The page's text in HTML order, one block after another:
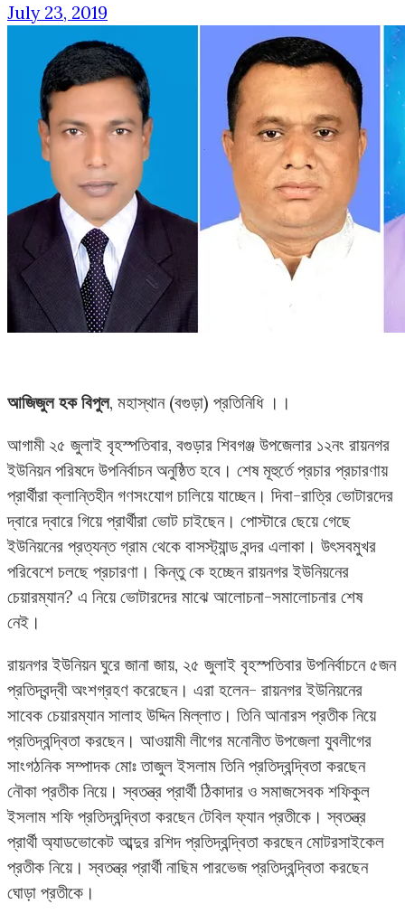
July 23, 2019
আজিজুল হক বিপুল, মহাস্থান (বগুড়া) প্রতিনিধি ।।
আগামী ২৫ জুলাই বৃহস্পতিবার, বগুড়ার শিবগঞ্জ উপজেলার ১২নং রায়নগর
ইউনিয়ন পরিষদে উপনির্বাচন অনুষ্ঠিত হবে। শেষ মূহুর্তে প্রচার প্রচারণায়
প্রার্থীরা ক্লান্তিহীন গণসংযোগ চালিয়ে যাচ্ছেন। দিবা-রাত্রি ভোটারদের
দ্বারে দ্বারে গিয়ে প্রার্থীরা ভোট চাইছেন। পোস্টারে ছেয়ে গেছে
ইউনিয়নের প্রত্যন্ত গ্রাম থেকে বাসস্ট্যান্ড বন্দর এলাকা। উৎসবমুখর
পরিবেশে চলছে প্রচারণা। কিন্তু কে হচ্ছেন রায়নগর ইউনিয়নের
চেয়ারম্যান? এ নিয়ে ভোটারদের মাঝে আলোচনা-সমালোচনার শেষ
নেই।
রায়নগর ইউনিয়ন ঘুরে জানা জায়, ২৫ জুলাই বৃহস্পতিবার উপনির্বাচনে ৫জন
প্রতিদ্বন্দ্বী অংশগ্রহণ করেছেন। এরা হলেন- রায়নগর ইউনিয়নের
সাবেক চেয়ারম্যান সালাহ উদ্দিন মিল্লাত। তিনি আনারস প্রতীক নিয়ে
প্রতিদ্বন্দ্বিতা করছেন। আওয়ামী লীগের মনোনীত উপজেলা যুবলীগের
সাংগঠনিক সম্পাদক মোঃ তাজুল ইসলাম তিনি প্রতিদ্বন্দ্বিতা করছেন
নৌকা প্রতীক নিয়ে। স্বতন্ত্র প্রার্থী ঠিকাদার ও সমাজসেবক শফিকুল
ইসলাম শফি প্রতিদ্বন্দ্বিতা করছেন টেবিল ফ্যান প্রতীকে। স্বতন্ত্র
প্রার্থী অ্যাডভোকেট আব্দুর রশিদ প্রতিদ্বন্দ্বিতা করছেন মোটরসাইকেল
প্রতীক নিয়ে। স্বতন্ত্র প্রার্থী নাছিম পারভেজ প্রতিদ্বন্দ্বিতা করছেন
ঘোড়া প্রতীকে।